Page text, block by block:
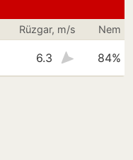
Rüzgar, m/s Nem
6.3 84%